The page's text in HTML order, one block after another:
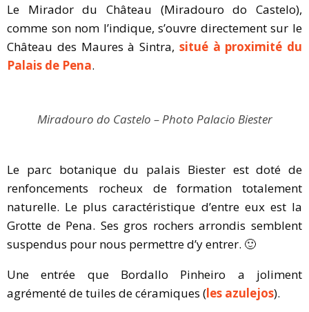
Le Mirador du Château (Miradouro do Castelo),
comme son nom l’indique, s’ouvre directement sur le
Château des Maures à Sintra, situé à proximité du
Palais de Pena.
Miradouro do Castelo – Photo Palacio Biester
Le parc botanique du palais Biester est doté de
renfoncements rocheux de formation totalement
naturelle. Le plus caractéristique d’entre eux est la
Grotte de Pena. Ses gros rochers arrondis semblent
suspendus pour nous permettre d’y entrer. 🙂
Une entrée que Bordallo Pinheiro a joliment
agrémenté de tuiles de céramiques (les azulejos).